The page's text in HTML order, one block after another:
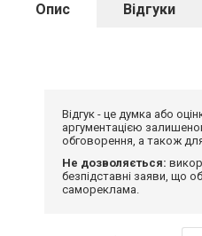
Опис Відгуки
Відгук - це думка або
аргументацією
обговорення, а також
Не дозволяється:
безпідставні заяви, що
самореклама.